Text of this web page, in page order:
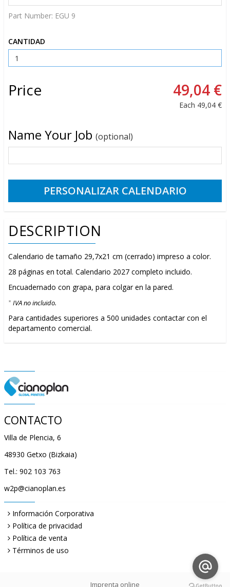
Part Number: EGU 9
CANTIDAD
Price 49,04 €
Each 49,04 €
Name Your Job (optional)
DESCRIPTION
Calendario de tamaño 29,7x21 cm (cerrado) impreso a color.
28 páginas en total. Calendario 2027 completo incluido.
Encuadernado con grapa, para colgar en la pared.
* IVA no incluido.
Para cantidades superiores a 500 unidades contactar con el
departamento comercial.
CONTACTO
Villa de Plencia, 6
48930 Getxo (Bizkaia)
Tel.: 902 103 763
w2p@cianoplan.es
Información Corporativa
Política de privacidad
Política de venta
Términos de uso
Imprenta online